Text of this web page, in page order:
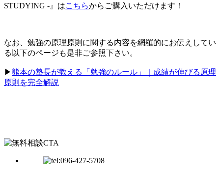
STUDYING -』はこちらからご購入いただけます！
なお、勉強の原理原則に関する内容を網羅的にお伝えしてい
る以下のページも是非ご参照下さい。
▶︎熊本の塾長が教える「勉強のルール」｜成績が伸びる原理
原則を完全解説